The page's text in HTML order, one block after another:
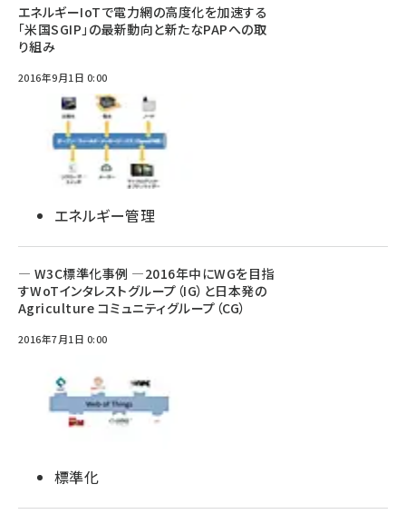
エネルギーIoTで電力網の高度化を加速する
「米国SGIP」の最新動向と新たなPAPへの取
り組み
2016年9月1日 0:00
エネルギー管理
― W3C標準化事例 ―2016年中にWGを目指
すWoTインタレストグループ（IG）と日本発の
Agriculture コミュニティグループ（CG）
2016年7月1日 0:00
標準化